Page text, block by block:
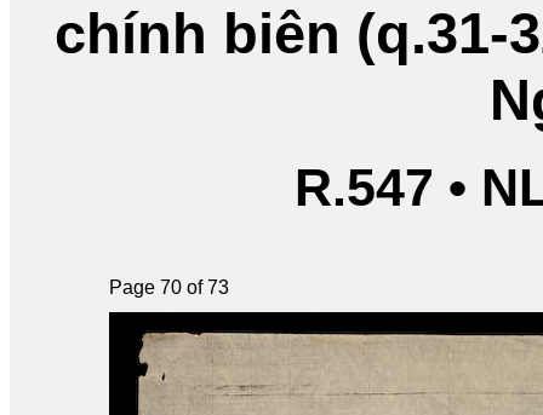
chính biên (q.31-
R.547 •
Page 70 of 73